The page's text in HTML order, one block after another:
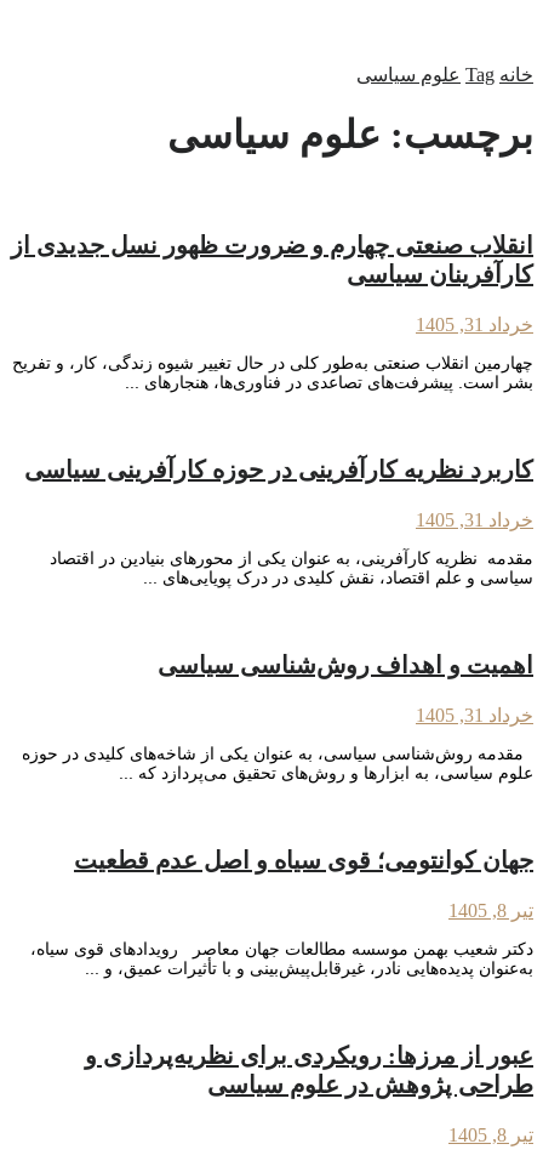
خانه Tag علوم سیاسی
برچسب: علوم سیاسی
انقلاب صنعتی چهارم و ضرورت ظهور نسل جدیدی از
کارآفرینان سیاسی
خرداد 31, 1405
چهارمین انقلاب صنعتی به‌طور کلی در حال تغییر شیوه زندگی، کار، و تفریح
بشر است. پیشرفت‌های تصاعدی در فناوری‌ها، هنجارهای ...
کاربرد نظریه کارآفرینی در حوزه کارآفرینی سیاسی
خرداد 31, 1405
مقدمه نظریه کارآفرینی، به عنوان یکی از محورهای بنیادین در اقتصاد
سیاسی و علم اقتصاد، نقش کلیدی در درک پویایی‌های ...
اهمیت و اهداف روش‌شناسی سیاسی
خرداد 31, 1405
مقدمه روش‌شناسی سیاسی، به عنوان یکی از شاخه‌های کلیدی در حوزه
علوم سیاسی، به ابزارها و روش‌های تحقیق می‌پردازد که ...
جهان کوانتومی؛ قوی سیاه و اصل عدم قطعیت
تیر 8, 1405
دکتر شعیب بهمن موسسه مطالعات جهان معاصر رویدادهای قوی سیاه،
به‌عنوان پدیده‌هایی نادر، غیرقابل‌پیش‌بینی و با تأثیرات عمیق، و ...
عبور از مرزها: رویکردی برای نظریه‌پردازی و
طراحی پژوهش در علوم سیاسی
تیر 8, 1405